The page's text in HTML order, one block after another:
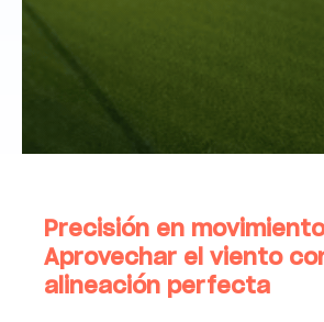
Precisión en
Aprovechar el viento
alineación perfecta